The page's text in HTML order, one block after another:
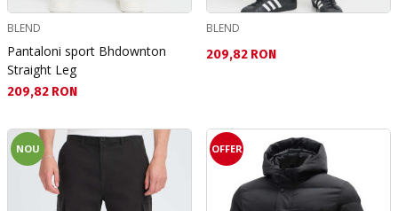
BLEND
Pantaloni sport Bhdownton
Straight Leg
Текуща цена:
209,82 RON
BLEND
Текуща цена:
209,82 RON
NOU OFFER